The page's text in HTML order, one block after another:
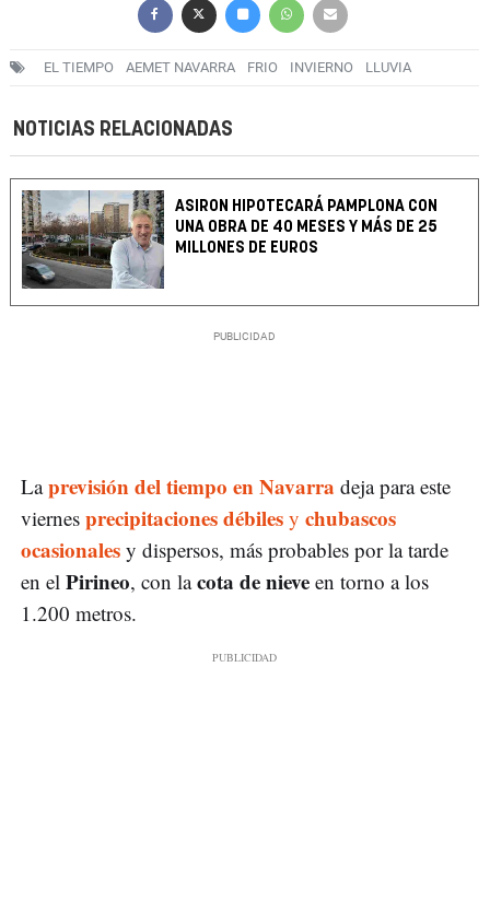
EL TIEMPO AEMET NAVARRA FRIO INVIERNO LLUVIA
NOTICIAS RELACIONADAS
ASIRON HIPOTECARÁ PAMPLONA CON
UNA OBRA DE 40 MESES Y MÁS DE 25
MILLONES DE EUROS
Laprevisión del tiempo en Navarra deja para este
viernes precipitaciones débiles y chubascos
ocasionales y dispersos, más probables por la tarde
en el Pirineo, con lacota de nieve en torno a los
1.200 metros.